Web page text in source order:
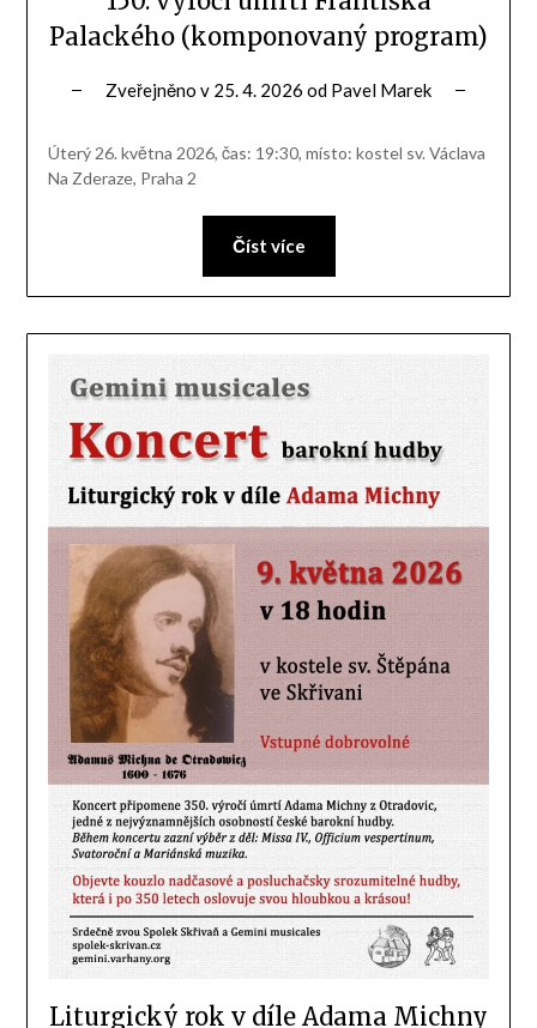
Palackého (komponovaný program)
Zveřejněno v 25. 4. 2026 od Pavel Marek
Úterý 26. května 2026, čas: 19:30, místo: kostel sv. Václava
Na Zderaze, Praha 2
Číst více
Liturgický rok v díle Adama Michny